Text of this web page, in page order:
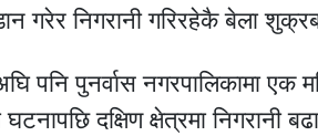
गरेर निगरानी गरिरहेकै बेला
पनि पुनर्वास नगरपालिकामा एक
दक्षिण क्षेत्रमा निगरानी